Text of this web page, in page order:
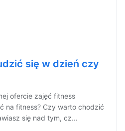
się w dzień czy
ofercie zajęć fitness
na fitness? Czy warto chodzić
się nad tym, cz...